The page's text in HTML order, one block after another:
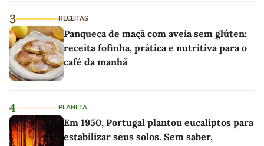
3 RECEITAS
Panqueca de maçã com aveia sem glúten:
receita fofinha, prática e nutritiva para o
café da manhã
4 PLANETA
Em 1950, Portugal plantou eucaliptos para
estabilizar seus solos. Sem saber,